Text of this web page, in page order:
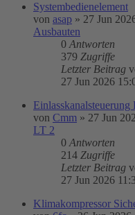
Systembedienelement
von asap » 27 Jun
Ausbauten
0 Antworten
379 Zugriffe
Letzter Beitrag
27 Jun 2026
von Cmm » 27 Jun
LT 2
0 Antworten
214 Zugriffe
Letzter Beitrag
27 Jun 2026
Klimakompressor